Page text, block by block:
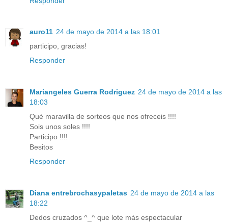
auro11 24 de mayo de 2014 a las 18:01
participo, gracias!
Responder
Mariangeles Guerra Rodriguez 24 de mayo de 2014 a las
18:03
Qué maravilla de sorteos que nos ofreceis !!!!
Sois unos soles !!!!
Participo !!!!
Besitos
Responder
Diana entrebrochasypaletas 24 de mayo de 2014 a las
18:22
Dedos cruzados ^_^ que lote más espectacular